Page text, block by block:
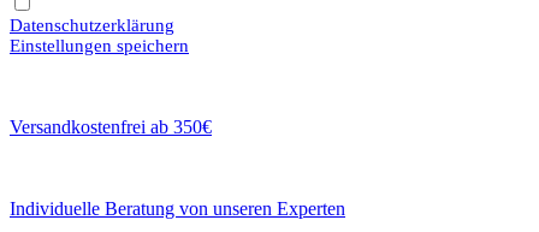
Datenschutzerklärung
Einstellungen speichern
Versandkostenfrei ab 350€
Individuelle Beratung von unseren Experten